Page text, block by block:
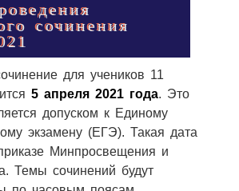
сочинения
для учеников 11
5 апреля 2021 года. Это
допуском к Единому
экзамену (ЕГЭ). Такая дата
Минпросвещения и
Темы сочинений будут